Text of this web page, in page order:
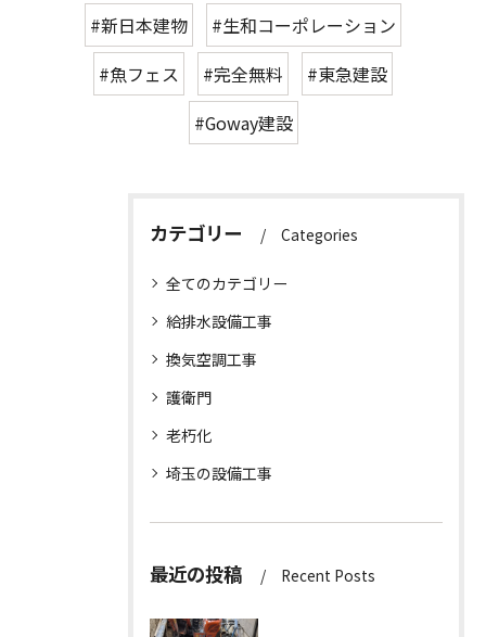
#新日本建物
#生和コーポレーション
#魚フェス
#完全無料
#東急建設
#Goway建設
カテゴリー Categories
全てのカテゴリー
給排水設備工事
換気空調工事
護衛門
老朽化
埼玉の設備工事
最近の投稿 Recent Posts